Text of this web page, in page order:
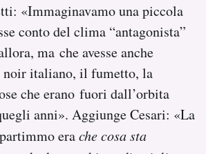
«Immaginavamo una piccola
conto del clima “antagonista”
ma che avesse anche
italiano, il fumetto, la
che erano fuori dall’orbita
anni». Aggiunge Cesari: «La
erache cosa sta